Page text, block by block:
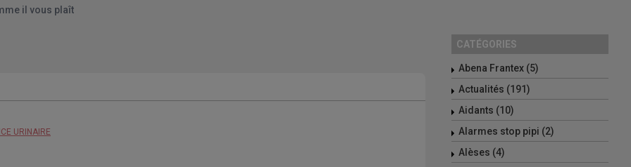
il vous plaît
CATÉGORIES
Abena Frantex (5)
Actualités (191)
Aidants (10)
Alarmes stop pipi (2)
Alèses (4)
URINAIRE